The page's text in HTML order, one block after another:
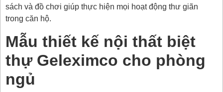
sách và đồ chơi giúp thực hiện mọi hoạt động thư giãn
trong căn hộ.
Mẫu thiết kế nội thất biệt
thự Geleximco cho phòng
ngủ